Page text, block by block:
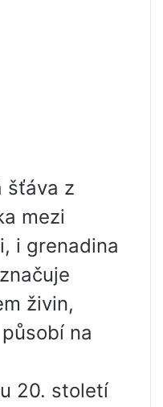
šťáva z
mezi
i grenadina
živin,
na
20. století